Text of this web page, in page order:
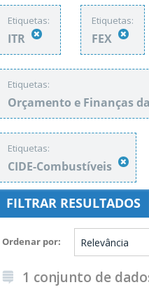
Etiquetas:
ITR
Etiquetas:
FEX
Etiquetas:
Orçamento e Finanças
Etiquetas:
CIDE-Combustíveis
FILTRAR RESULTADOS
Ordenar por
1 conjunto de